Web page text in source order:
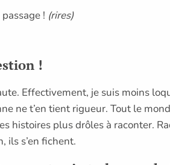
! (rires)
!
Effectivement, je suis moins
ne t’en tient rigueur. Tout le
histoires plus drôles à raconter.
ils s’en fichent.